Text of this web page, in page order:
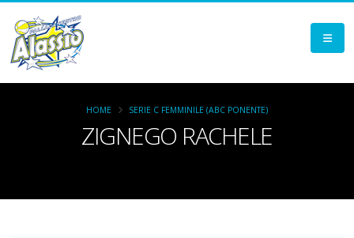
ZIGNEGO RACHELE
HOME SERIE C FEMMINILE (ABC PONENTE)